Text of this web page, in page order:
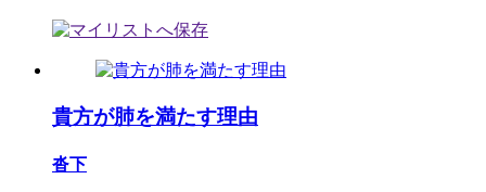
貴方が肺を満たす理由
沓下